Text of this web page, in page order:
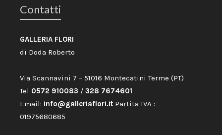
Contatti
GALLERIA FLORI
di Doda Roberto
Via Scannavini 7 – 51016 Montecatini Terme (PT)
Tel 0572 910083 / 328 7674601
Email: info@galleriaflori.it Partita IVA :
01975680685